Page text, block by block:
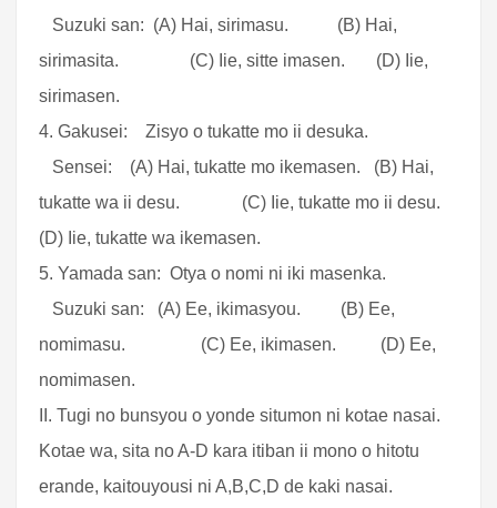
Suzuki san: (A) Hai, sirimasu. (B) Hai,
sirimasita. (C) Iie, sitte imasen. (D) Iie,
sirimasen.
4. Gakusei: Zisyo o tukatte mo ii desuka.
Sensei: (A) Hai, tukatte mo ikemasen. (B) Hai,
tukatte wa ii desu. (C) Iie, tukatte mo ii desu.
(D) Iie, tukatte wa ikemasen.
5. Yamada san: Otya o nomi ni iki masenka.
Suzuki san: (A) Ee, ikimasyou. (B) Ee,
nomimasu. (C) Ee, ikimasen. (D) Ee,
nomimasen.
II. Tugi no bunsyou o yonde situmon ni kotae nasai.
Kotae wa, sita no A-D kara itiban ii mono o hitotu
erande, kaitouyousi ni A,B,C,D de kaki nasai.